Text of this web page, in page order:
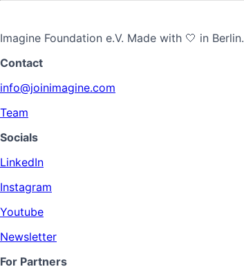
Imagine Foundation e.V. Made with 🤍 in Berlin.
Contact
info@joinimagine.com
Team
Socials
LinkedIn
Instagram
Youtube
Newsletter
For Partners